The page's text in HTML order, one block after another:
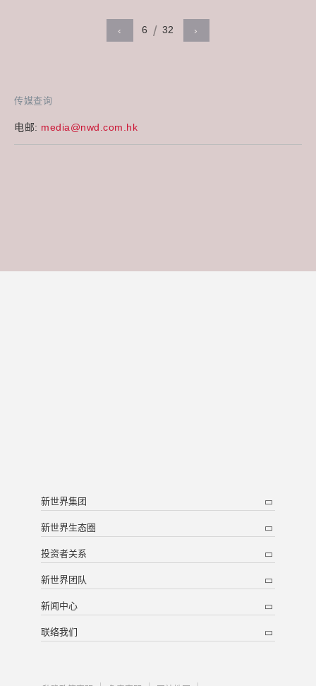
传媒查询
电邮: media@nwd.com.hk
‹ 6 32 ›
新世界集团
新世界生态圈
投资者关系
新世界团队
新闻中心
联络我们